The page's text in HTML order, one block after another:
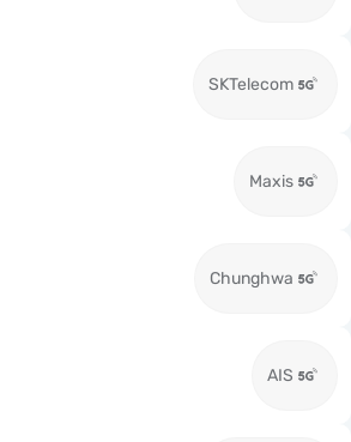
SKTelecom
Maxis
Chunghwa
AIS